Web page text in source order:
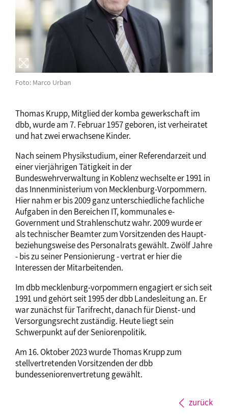
Foto: Marco Urban
Thomas Krupp, Mitglied der komba gewerkschaft im
dbb, wurde am 7. Februar 1957 geboren, ist verheiratet
und hat zwei erwachsene Kinder.
Nach seinem Physikstudium, einer Referendarzeit und
einer vierjährigen Tätigkeit in der
Bundeswehrverwaltung in Koblenz wechselte er 1991 in
das Innenministerium von Mecklenburg-Vorpommern.
Hier nahm er bis 2009 ganz unterschiedliche fachliche
Aufgaben in den Bereichen IT, kommunales e-
Government und Strahlenschutz wahr. 2009 wurde er
als technischer Beamter zum Vorsitzenden des Haupt-
beziehungsweise des Personalrats gewählt. Zwölf Jahre
- bis zu seiner Pensionierung - vertrat er hier die
Interessen der Mitarbeitenden.
Im dbb mecklenburg-vorpommern engagiert er sich seit
1991 und gehört seit 1995 der dbb Landesleitung an. Er
war zunächst für Tarifrecht, danach für Dienst- und
Versorgungsrecht zuständig. Heute liegt sein
Schwerpunkt auf der Seniorenpolitik.
Am 16. Oktober 2023 wurde Thomas Krupp zum
stellvertretenden Vorsitzenden der dbb
bundesseniorenvertretung gewählt.
zurück